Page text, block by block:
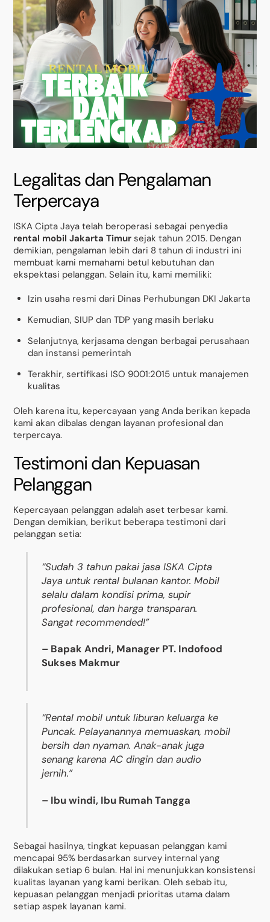
Legalitas dan Pengalaman
Terpercaya
ISKA Cipta Jaya telah beroperasi sebagai penyedia
rental mobil Jakarta Timur sejak tahun 2015. Dengan
demikian, pengalaman lebih dari 8 tahun di industri ini
membuat kami memahami betul kebutuhan dan
ekspektasi pelanggan. Selain itu, kami memiliki:
Izin usaha resmi dari Dinas Perhubungan DKI Jakarta
Kemudian, SIUP dan TDP yang masih berlaku
Selanjutnya, kerjasama dengan berbagai perusahaan
dan instansi pemerintah
Terakhir, sertifikasi ISO 9001:2015 untuk manajemen
kualitas
Oleh karena itu, kepercayaan yang Anda berikan kepada
kami akan dibalas dengan layanan profesional dan
terpercaya.
Testimoni dan Kepuasan
Pelanggan
Kepercayaan pelanggan adalah aset terbesar kami.
Dengan demikian, berikut beberapa testimoni dari
pelanggan setia:
“Sudah 3 tahun pakai jasa ISKA Cipta
Jaya untuk rental bulanan kantor. Mobil
selalu dalam kondisi prima, supir
profesional, dan harga transparan.
Sangat recommended!”
– Bapak Andri, Manager PT. Indofood
Sukses Makmur
“Rental mobil untuk liburan keluarga ke
Puncak. Pelayanannya memuaskan, mobil
bersih dan nyaman. Anak-anak juga
senang karena AC dingin dan audio
jernih.”
– Ibu windi, Ibu Rumah Tangga
Sebagai hasilnya, tingkat kepuasan pelanggan kami
mencapai 95% berdasarkan survey internal yang
dilakukan setiap 6 bulan. Hal ini menunjukkan konsistensi
kualitas layanan yang kami berikan. Oleh sebab itu,
kepuasan pelanggan menjadi prioritas utama dalam
setiap aspek layanan kami.